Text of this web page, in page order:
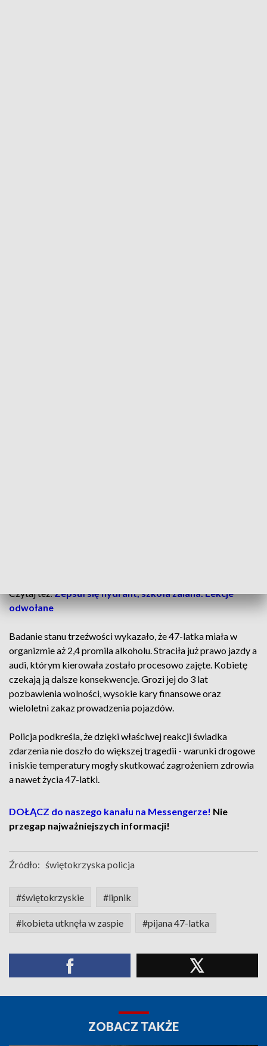
Czytaj też:Zepsuł się hydrant, szkoła zalana. Lekcje
odwołane
Badanie stanu trzeźwości wykazało, że 47-latka miała w
organizmie aż 2,4 promila alkoholu. Straciła już prawo jazdy a
audi, którym kierowała zostało procesowo zajęte. Kobietę
czekają ją dalsze konsekwencje. Grozi jej do 3 lat
pozbawienia wolności, wysokie kary finansowe oraz
wieloletni zakaz prowadzenia pojazdów.
Policja podkreśla, że dzięki właściwej reakcji świadka
zdarzenia nie doszło do większej tragedii - warunki drogowe
i niskie temperatury mogły skutkować zagrożeniem zdrowia
a nawet życia 47-latki.
DOŁĄCZ do naszego kanału na Messengerze! Nie
przegap najważniejszych informacji!
Źródło: świętokrzyska policja
#świętokrzyskie #lipnik
#kobieta utknęła w zaspie #pijana 47-latka
ZOBACZ TAKŻE